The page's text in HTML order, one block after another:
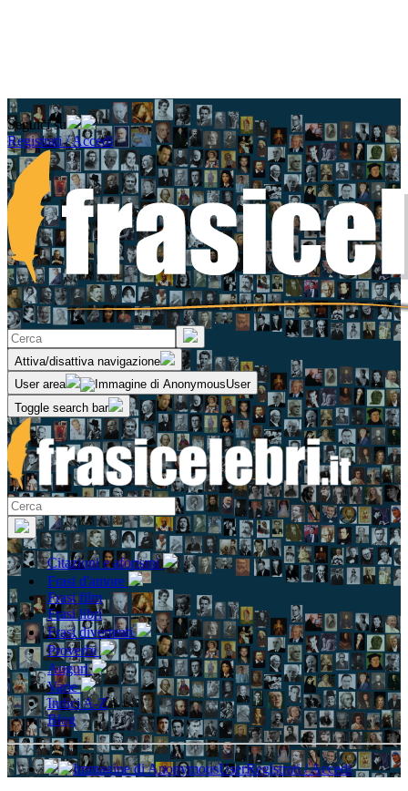
Seguici su
Registrati / Accedi
Attiva/disattiva navigazione
User area
Toggle search bar
Citazioni e aforismi
Frasi d'amore
Frasi film
Frasi libri
Frasi divertenti
Proverbi
Auguri
Varie
Indici A-Z
Blog
Registrati / Accedi